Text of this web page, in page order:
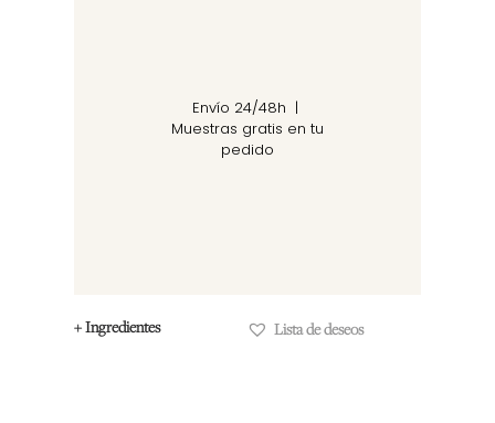
Envío 24/48h |
Muestras gratis en tu
pedido
+ Ingredientes Lista de deseos